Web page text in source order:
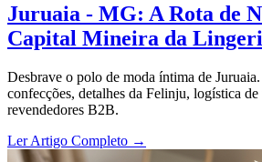
Juruaia - MG: A Rota de
Capital Mineira da
Desbrave o polo de moda íntima de
confecções, detalhes da Felinju, logística de
revendedores B2B.
Ler Artigo Completo →